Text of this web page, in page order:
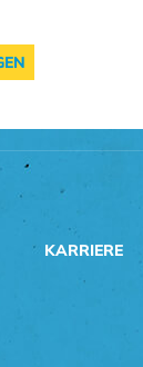
KARRIERE